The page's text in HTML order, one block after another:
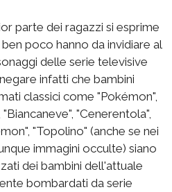
parte dei ragazzi si esprime
poco hanno da invidiare al
delle serie televisive
infatti che bambini
classici come "Pokémon",
"Cenerentola",
"Topolino" (anche se nei
immagini occulte) siano
dei bambini dell'attuale
bombardati da serie